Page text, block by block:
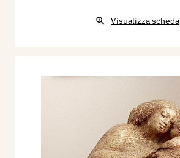
Visualizza scheda